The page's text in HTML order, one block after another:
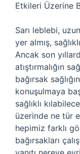
Etkileri Üzerine
Sarı leblebi,
yer almış,
Ancak son
atıştırmalığın
bağırsak
konuşulmaya
sağlıklı
üzerinde ne tür
hepimiz farklı
bağırsakları